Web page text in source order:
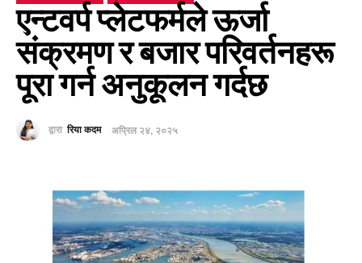
एन्टवर्प प्लेटफर्मले ऊर्जा
संक्रमण र बजार परिवर्तनहरू
पूरा गर्न अनुकूलन गर्दछ
द्वारा रिया कदम अप्रिल २४, २०२५